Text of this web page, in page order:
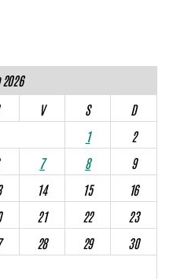
V S
D
1
2
7 8
9
14 15
16
21 22
23
28 29
30